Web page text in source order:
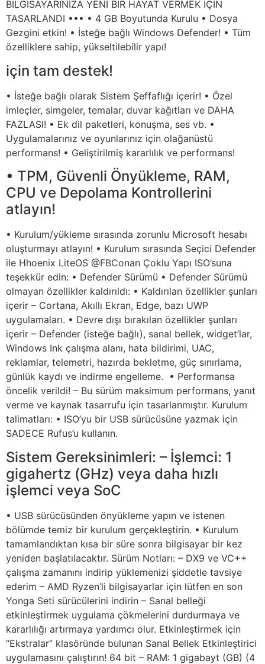
BİLGİSAYARINIZA YENİ BİR HAYAT VERMEK İÇİN
TASARLANDI ••• • 4 GB Boyutunda Kurulu • Dosya
Gezgini etkin! • İsteğe bağlı Windows Defender! • Tüm
özelliklere sahip, yükseltilebilir yapı!
için tam destek!
• İsteğe bağlı olarak Sistem Şeffaflığı içerir! • Özel
imleçler, simgeler, temalar, duvar kağıtları ve DAHA
FAZLASI! • Ek dil paketleri, konuşma, ses vb. •
Uygulamalarınız ve oyunlarınız için olağanüstü
performans! • Geliştirilmiş kararlılık ve performans!
• TPM, Güvenli Önyükleme, RAM,
CPU ve Depolama Kontrollerini
atlayın!
• Kurulum/yükleme sırasında zorunlu Microsoft hesabı
oluşturmayı atlayın! • Kurulum sırasında Seçici Defender
ile Hhoenix LiteOS @FBConan Çoklu Yapı ISO’suna
teşekkür edin: • Defender Sürümü • Defender Sürümü
olmayan özellikler kaldırıldı: • Kaldırılan özellikler şunları
içerir – Cortana, Akıllı Ekran, Edge, bazı UWP
uygulamaları. • Devre dışı bırakılan özellikler şunları
içerir – Defender (isteğe bağlı), sanal bellek, widget’lar,
Windows Ink çalışma alanı, hata bildirimi, UAC,
reklamlar, telemetri, hazırda bekletme, güç sınırlama,
günlük kaydı ve indirme engelleme. • Performansa
öncelik verildi! – Bu sürüm maksimum performans, yanıt
verme ve kaynak tasarrufu için tasarlanmıştır. Kurulum
talimatları: • ISO’yu bir USB sürücüsüne yazmak için
SADECE Rufus’u kullanın.
Sistem Gereksinimleri: – İşlemci: 1
gigahertz (GHz) veya daha hızlı
işlemci veya SoC
• USB sürücüsünden önyükleme yapın ve istenen
bölümde temiz bir kurulum gerçekleştirin. • Kurulum
tamamlandıktan kısa bir süre sonra bilgisayar bir kez
yeniden başlatılacaktır. Sürüm Notları: – DX9 ve VC++
çalışma zamanını indirip yüklemenizi şiddetle tavsiye
ederim – AMD Ryzen’li bilgisayarlar için lütfen en son
Yonga Seti sürücülerini indirin – Sanal belleği
etkinleştirmek uygulama çökmelerini durdurmaya ve
kararlılığı artırmaya yardımcı olur. Etkinleştirmek için
“Ekstralar” klasöründe bulunan Sanal Bellek Etkinleştirici
uygulamasını çalıştırın! 64 bit – RAM: 1 gigabayt (GB) (4